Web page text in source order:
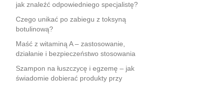
jak znaleźć odpowiedniego specjalistę?
Czego unikać po zabiegu z toksyną
botulinową?
Maść z witaminą A – zastosowanie,
działanie i bezpieczeństwo stosowania
Szampon na łuszczycę i egzemę – jak
świadomie dobierać produkty przy